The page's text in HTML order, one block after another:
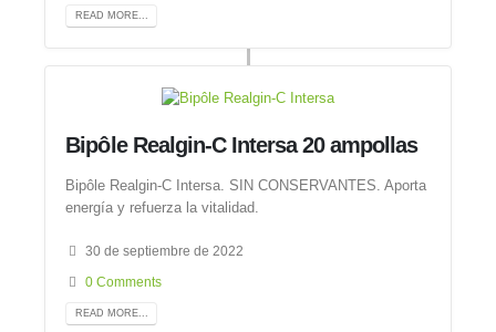
READ MORE...
Bipôle Realgin-C Intersa 20 ampollas
Bipôle Realgin-C Intersa. SIN CONSERVANTES. Aporta
energía y refuerza la vitalidad.
30 de septiembre de 2022
0 Comments
READ MORE...